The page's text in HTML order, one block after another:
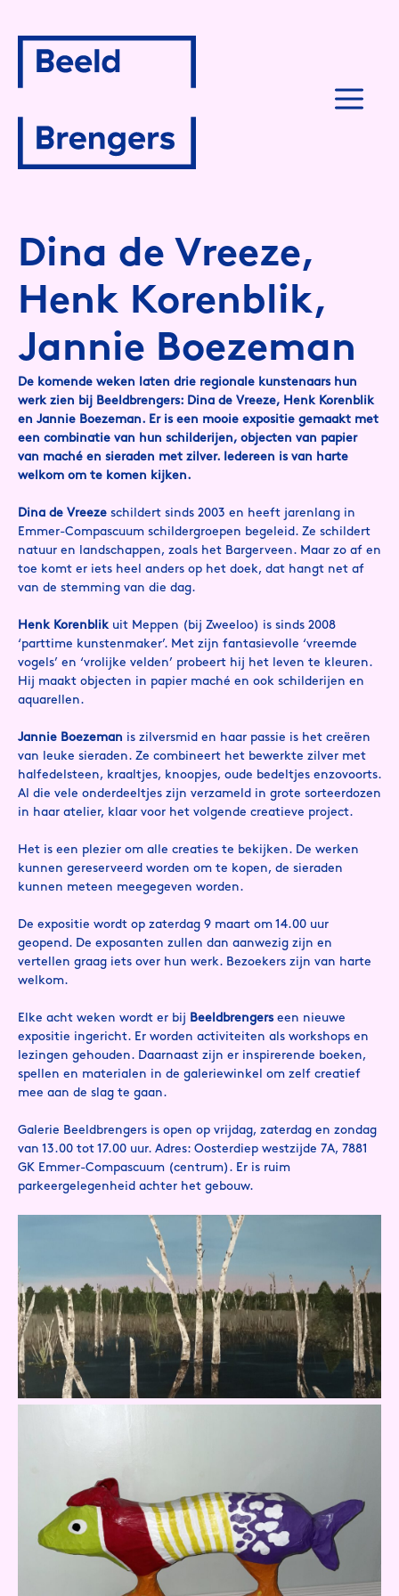
inhoud
Dina de Vreeze,
Henk Korenblik,
Jannie Boezeman
De komende weken laten drie regionale kunstenaars hun
werk zien bij Beeldbrengers: Dina de Vreeze, Henk Korenblik
en Jannie Boezeman. Er is een mooie expositie gemaakt met
een combinatie van hun schilderijen, objecten van papier
van maché en sieraden met zilver. Iedereen is van harte
welkom om te komen kijken.
Dina de Vreeze schildert sinds 2003 en heeft jarenlang in
Emmer-Compascuum schildergroepen begeleid. Ze schildert
natuur en landschappen, zoals het Bargerveen. Maar zo af en
toe komt er iets heel anders op het doek, dat hangt net af
van de stemming van die dag.
Henk Korenblikuit Meppen (bij Zweeloo) is sinds 2008
‘parttime kunstenmaker’. Met zijn fantasievolle ‘vreemde
vogels’ en ‘vrolijke velden’ probeert hij het leven te kleuren.
Hij maakt objecten in papier maché en ook schilderijen en
aquarellen.
Jannie Boezeman is zilversmid en haar passie is het creëren
van leuke sieraden. Ze combineert het bewerkte zilver met
halfedelsteen, kraaltjes, knoopjes, oude bedeltjes enzovoorts.
Al die vele onderdeeltjes zijn verzameld in grote sorteerdozen
in haar atelier, klaar voor het volgende creatieve project.
Het is een plezier om alle creaties te bekijken. De werken
kunnen gereserveerd worden om te kopen, de sieraden
kunnen meteen meegegeven worden.
De expositie wordt op zaterdag 9 maart om 14.00 uur
geopend. De exposanten zullen dan aanwezig zijn en
vertellen graag iets over hun werk. Bezoekers zijn van harte
welkom.
Elke acht weken wordt er bij Beeldbrengerseen nieuwe
expositie ingericht. Er worden activiteiten als workshops en
lezingen gehouden. Daarnaast zijn er inspirerende boeken,
spellen en materialen in de galeriewinkel om zelf creatief
mee aan de slag te gaan.
Galerie Beeldbrengers is open op vrijdag, zaterdag en zondag
van 13.00 tot 17.00 uur. Adres: Oosterdiep westzijde 7A, 7881
GK Emmer-Compascuum (centrum). Er is ruim
parkeergelegenheid achter het gebouw.